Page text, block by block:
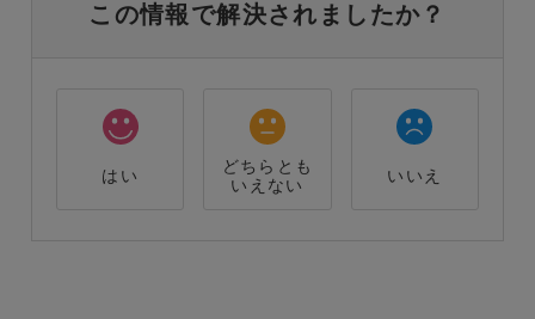
この情報で解決されましたか？
はい
どちらとも
いえない
いいえ